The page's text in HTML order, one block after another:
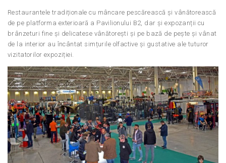
Restaurantele tradiționale cu mâncare pescărească și vânătorească
de pe platforma exterioară a Pavilionului B2, dar și expozanții cu
brânzeturi fine și delicatese vânătorești și pe bază de pește și vânat
de la interior au încântat simțurile olfactive și gustative ale tuturor
vizitatorilor expoziției.